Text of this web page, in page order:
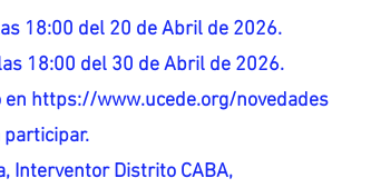
18:00 del 20 de Abril de 2026.
18:00 del 30 de Abril de 2026.
en https://www.ucede.org/novedades
Interventor Distrito CABA,